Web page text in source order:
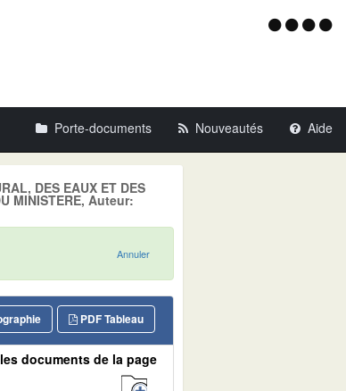
Menu
Porte-documents Nouveautés Aide
DES EAUX ET DES
MINISTERE, Auteur:
Annuler
PDF Tableau
documents de la page